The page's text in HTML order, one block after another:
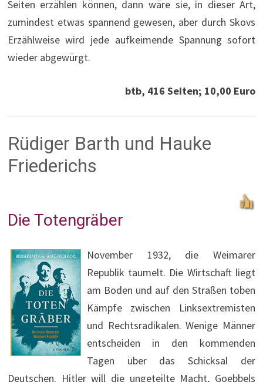
Seiten erzählen können, dann wäre sie, in dieser Art,
zumindest etwas spannend gewesen, aber durch Skovs
Erzählweise wird jede aufkeimende Spannung sofort
wieder abgewürgt.
btb, 416 Seiten; 10,00 Euro
Rüdiger Barth und Hauke
Friederichs
Die Totengräber
November 1932, die Weimarer
Republik taumelt. Die Wirtschaft liegt
am Boden und auf den Straßen toben
Kämpfe zwischen Linksextremisten
und Rechtsradikalen. Wenige Männer
entscheiden in den kommenden
Tagen über das Schicksal der
Deutschen. Hitler will die ungeteilte Macht, Goebbels